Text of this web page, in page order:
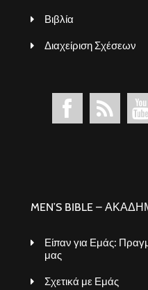
Βιβλία
Διαχείριση Σχέσεων
MEN’S BIBLE –
Είπαν για Εμάς:
μας
Σχετικά με Εμάς